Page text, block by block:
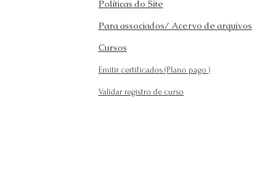
Políticas do Site
Para associados/ Acervo de arquivos
Cursos
Emitir certificados (Plano pago )
Validar registro de curso